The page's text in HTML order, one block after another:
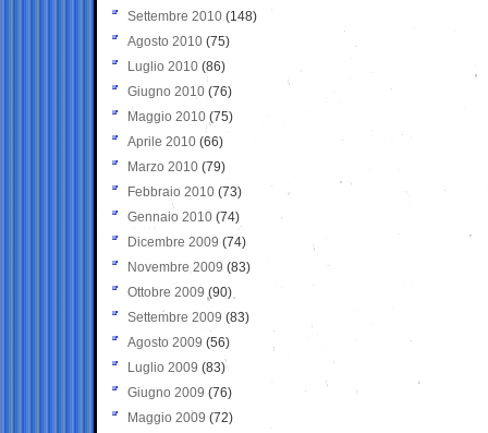
Settembre 2010 (148)
Agosto 2010 (75)
Luglio 2010 (86)
Giugno 2010 (76)
Maggio 2010 (75)
Aprile 2010 (66)
Marzo 2010 (79)
Febbraio 2010 (73)
Gennaio 2010 (74)
Dicembre 2009 (74)
Novembre 2009 (83)
Ottobre 2009 (90)
Settembre 2009 (83)
Agosto 2009 (56)
Luglio 2009 (83)
Giugno 2009 (76)
Maggio 2009 (72)